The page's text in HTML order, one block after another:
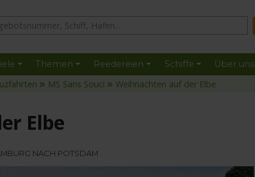
Themen Reedereien Schiffe Über uns
MS Sans Souci Weihnachten auf der Elbe
Elbe
NACH POTSDAM